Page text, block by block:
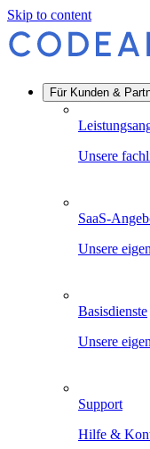
Skip to content
Für Kunden &
Unsere
SaaS-
Unsere
Basisdienste
Unsere
Support
Hilfe &